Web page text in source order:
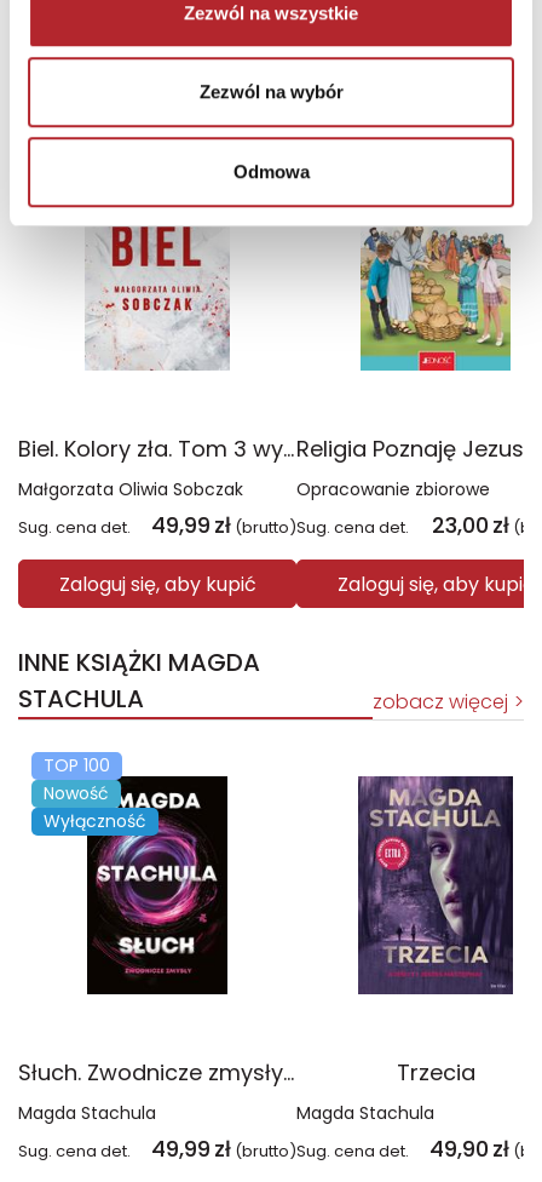
Zezwól na wszystkie
Zezwól na wybór
Odmowa
NAJCZĘŚCIEJ KUPOWANE
TOP 100
Biel. Kolory zła. Tom 3 wyd. 2025
Małgorzata Oliwia Sobczak
Sug. cena det. 49,99 zł (brutto)
Zaloguj się, aby kupić
TOP 100
Opracowanie zbiorowe
Sug. cena det. 23,00 zł
Zaloguj się, aby kupić
INNE KSIĄŻKI MAGDA
STACHULA
zobacz więcej
TOP 100
Nowość
Wyłączność
Słuch. Zwodnicze zmysły. Tom 2
Magda Stachula
Sug. cena det. 49,99 zł (brutto)
Trzecia
Magda Stachula
Sug. cena det. 49,90 zł